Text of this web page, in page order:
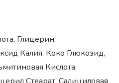
Глицерин,
Калия, Коко Глюкозид,
Кислота,